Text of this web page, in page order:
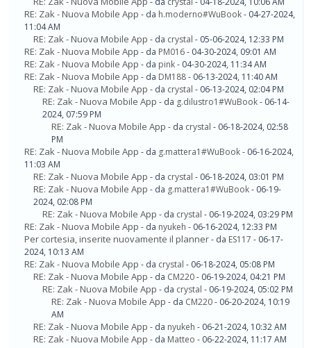
RE: Zak - Nuova Mobile App - da h.moderno#WuBook- 04-27-2024,
11:04 AM
RE: Zak - Nuova Mobile App - da crystal - 05-06-2024, 12:33 PM
RE: Zak - Nuova Mobile App - da PM016- 04-30-2024, 09:01 AM
RE: Zak - Nuova Mobile App - da pink- 04-30-2024, 11:34 AM
RE: Zak - Nuova Mobile App - da DM188- 06-13-2024, 11:40 AM
RE: Zak - Nuova Mobile App - da crystal - 06-13-2024, 02:04 PM
RE: Zak - Nuova Mobile App - da g.dilustro1#WuBook- 06-14-
2024, 07:59 PM
RE: Zak - Nuova Mobile App - da crystal - 06-18-2024, 02:58
PM
RE: Zak - Nuova Mobile App - da g.mattera1#WuBook- 06-16-2024,
11:03 AM
RE: Zak - Nuova Mobile App - da crystal - 06-18-2024, 03:01 PM
RE: Zak - Nuova Mobile App - da g.mattera1#WuBook- 06-19-
2024, 02:08 PM
RE: Zak - Nuova Mobile App - da crystal - 06-19-2024, 03:29 PM
RE: Zak - Nuova Mobile App - da nyukeh - 06-16-2024, 12:33 PM
Per cortesia, inserite nuovamente il planner- da ES117 - 06-17-
2024, 10:13 AM
RE: Zak - Nuova Mobile App - da crystal - 06-18-2024, 05:08 PM
RE: Zak - Nuova Mobile App - da CM220- 06-19-2024, 04:21 PM
RE: Zak - Nuova Mobile App - da crystal - 06-19-2024, 05:02 PM
RE: Zak - Nuova Mobile App - da CM220- 06-20-2024, 10:19
AM
RE: Zak - Nuova Mobile App - da nyukeh - 06-21-2024, 10:32 AM
RE: Zak - Nuova Mobile App - da Matteo - 06-22-2024, 11:17 AM